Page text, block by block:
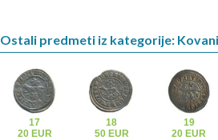
Ostali predmeti iz kategorije:
17
20 EUR
18
50 EUR
19
20 EUR